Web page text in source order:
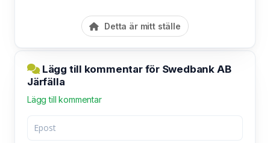
Detta är mitt ställe
Lägg till kommentar för Swedbank AB
Järfälla
Lägg till kommentar